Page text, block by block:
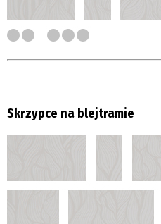
Skrzypce na blejtramie